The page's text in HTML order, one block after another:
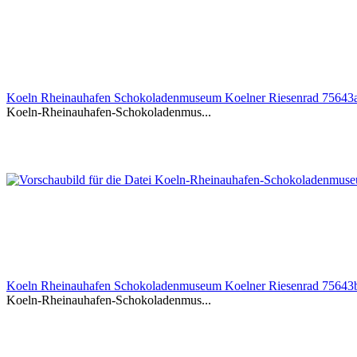
Koeln Rheinauhafen Schokoladenmuseum Koelner Riesenrad
Koeln-Rheinauhafen-Schokoladenmus...
Koeln Rheinauhafen Schokoladenmuseum Koelner Riesenrad
Koeln-Rheinauhafen-Schokoladenmus...